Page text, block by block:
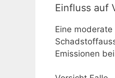
Einfluss auf
Eine
Emissionen